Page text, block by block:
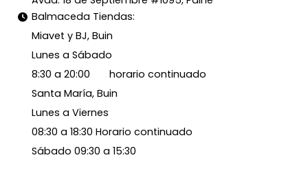
Balmaceda Tiendas:
Miavet y BJ, Buin
Lunes a Sábado
8:30 a 20:00 horario continuado
Santa María, Buin
Lunes a Viernes
08:30 a 18:30 Horario continuado
Sábado 09:30 a 15:30